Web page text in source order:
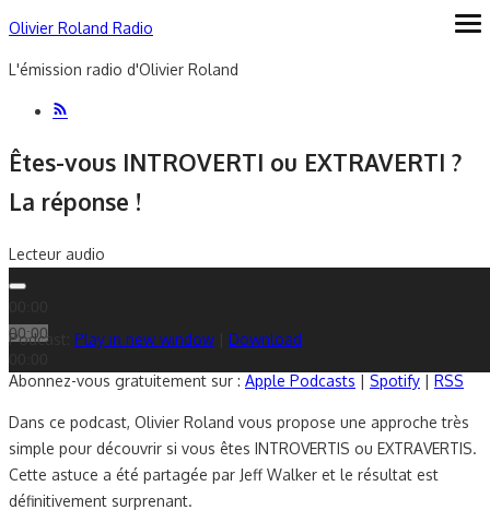
Skip
content
Olivier Roland Radio
L'émission radio d'Olivier Roland
Êtes-vous INTROVERTI ou EXTRAVERTI ?
La réponse !
Lecteur audio
00:00
Podcast: Play in new window Download
Abonnez-vous gratuitement sur : Apple Podcasts | Spotify | RSS
Dans ce podcast, Olivier Roland vous propose une approche très
simple pour découvrir si vous êtes INTROVERTIS ou EXTRAVERTIS.
Cette astuce a été partagée par Jeff Walker et le résultat est
définitivement surprenant.